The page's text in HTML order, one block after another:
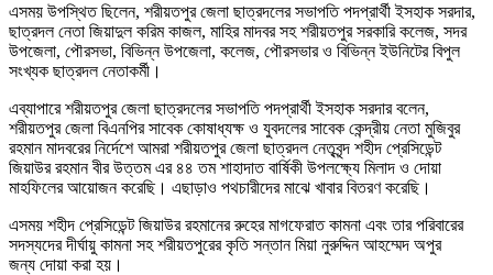
এসময় উপস্থিত ছিলেন, শরীয়তপুর জেলা ছাত্রদলের সভাপতি পদপ্রার্থী ইসহাক সরদার,
ছাত্রদল নেতা জিয়াদুল করিম কাজল, মাহির মাদবর সহ শরীয়তপুর সরকারি কলেজ, সদর
উপজেলা, পৌরসভা, বিভিন্ন উপজেলা, কলেজ, পৌরসভার ও বিভিন্ন ইউনিটের বিপুল
সংখ্যক ছাত্রদল নেতাকর্মী।
এব্যাপারে শরীয়তপুর জেলা ছাত্রদলের সভাপতি পদপ্রার্থী ইসহাক সরদার বলেন,
শরীয়তপুর জেলা বিএনপির সাবেক কোষাধ্যক্ষ ও যুবদলের সাবেক কেন্দ্রীয় নেতা মুজিবুর
রহমান মাদবরের নির্দেশে আমরা শরীয়তপুর জেলা ছাত্রদল নেতৃবৃন্দ শহীদ প্রেসিডেন্ট
জিয়াউর রহমান বীর উত্তম এর ৪৪ তম শাহাদাত বার্ষিকী উপলক্ষ্যে মিলাদ ও দোয়া
মাহফিলের আয়োজন করেছি। এছাড়াও পথচারীদের মাঝে খাবার বিতরণ করেছি।
এসময় শহীদ প্রেসিডেন্ট জিয়াউর রহমানের রুহের মাগফেরাত কামনা এবং তার পরিবারের
সদস্যদের দীর্ঘায়ু কামনা সহ শরীয়তপুরের কৃতি সন্তান মিয়া নুরুদ্দিন আহম্মেদ অপুর
জন্য দোয়া করা হয়।